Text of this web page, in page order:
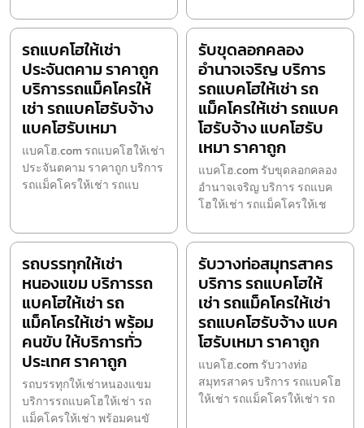
รถแบคโฮให้เช่า
ประจันตคาม ราคาถูก
บริการรถแม็คโครให้
เช่า รถแบคโฮรับจ้าง
แบคโฮรับเหมา
แบคโฮ.com รถแบคโฮให้เช่า
ประจันตคาม ราคาถูก บริการ
รถแม็คโครให้เช่า รถแบ
รับขุดลอกคลอง
อำนาจเจริญ บริการ
รถแบคโฮให้เช่า รถ
แม็คโครให้เช่า รถแบค
โฮรับจ้าง แบคโฮรับ
เหมา ราคาถูก
แบคโฮ.com รับขุดลอกคลอง
อำนาจเจริญ บริการ รถแบค
โฮให้เช่า รถแม็คโครให้เช
รถบรรทุกให้เช่า
หนองแขม บริการรถ
แบคโฮให้เช่า รถ
แม็คโครให้เช่า พร้อม
คนขับ ให้บริการทั่ว
ประเทศ ราคาถูก
รถบรรทุกให้เช่าหนองแขม
บริการรถแบคโฮให้เช่า รถ
แม็คโครให้เช่า พร้อมคนขั
รับวางท่อสมุทรสาคร
บริการ รถแบคโฮให้
เช่า รถแม็คโครให้เช่า
รถแบคโฮรับจ้าง แบค
โฮรับเหมา ราคาถูก
แบคโฮ.com รับวางท่อ
สมุทรสาคร บริการ รถแบคโฮ
ให้เช่า รถแม็คโครให้เช่า รถ